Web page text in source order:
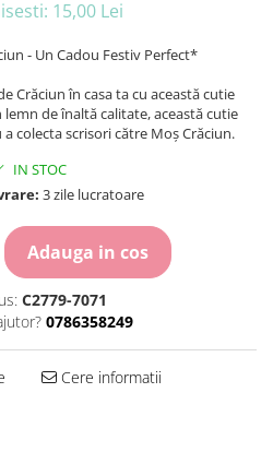
15,00 Lei
- Un Cadou Festiv Perfect*
Crăciun în casa ta cu această cutie
de înaltă calitate, această cutie
colecta scrisori către Moș Crăciun.
IN STOC
3 zile lucratoare
Adauga in cos
C2779-7071
0786358249
Cere informatii